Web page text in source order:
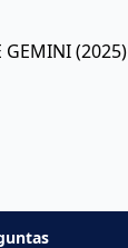
GEMINI (2025)